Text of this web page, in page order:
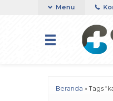
Menu
Beranda » Tags